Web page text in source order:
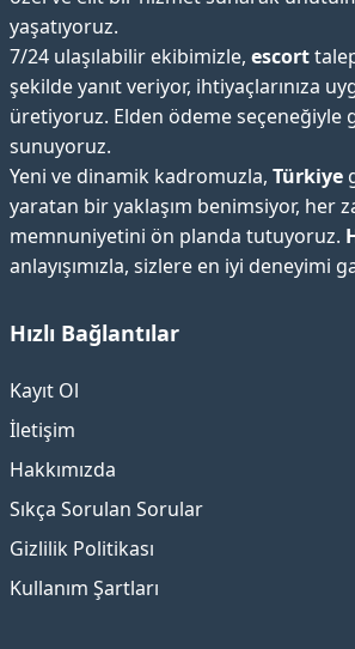
yaşatıyoruz.
7/24 ulaşılabilir ekibimizle, escort
şekilde yanıt veriyor, ihtiyaçlarınıza
üretiyoruz. Elden ödeme seçeneğiyle
sunuyoruz.
Yeni ve dinamik kadromuzla, Türkiye
yaratan bir yaklaşım benimsiyor, her
memnuniyetini ön planda tutuyoruz.
anlayışımızla, sizlere en iyi deneyimi
Hızlı Bağlantılar
Kayıt Ol
İletişim
Hakkımızda
Sıkça Sorulan Sorular
Gizlilik Politikası
Kullanım Şartları